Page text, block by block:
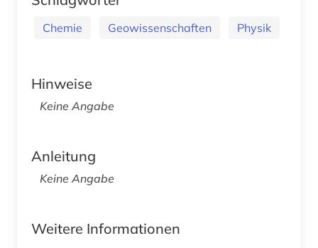
Chemie Geowissenschaften Physik
Hinweise
Keine Angabe
Anleitung
Keine Angabe
Weitere Informationen